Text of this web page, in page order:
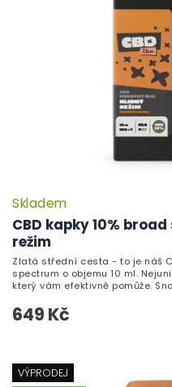
CBD kapky 10%
režim
Skladem
649 Kč
Zlatá střední cesta - to je náš
spectrum o objemu 10 ml.
který vám efektivně pomůže.
VÝPRODEJ